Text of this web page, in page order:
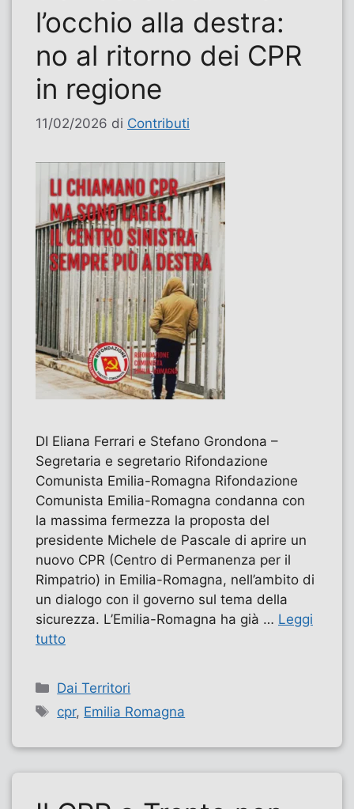
l’occhio alla destra:
no al ritorno dei CPR
in regione
11/02/2026 di Contributi
DI Eliana Ferrari e Stefano Grondona –
Segretaria e segretario Rifondazione
Comunista Emilia-Romagna Rifondazione
Comunista Emilia-Romagna condanna con
la massima fermezza la proposta del
presidente Michele de Pascale di aprire un
nuovo CPR (Centro di Permanenza per il
Rimpatrio) in Emilia-Romagna, nell’ambito di
un dialogo con il governo sul tema della
sicurezza. L’Emilia-Romagna ha già … Leggi
tutto
Categorie
Dai Territori
Tag
cpr, Emilia Romagna